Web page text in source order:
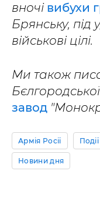
вночі вибухи
Брянську,
військові цілі.
Ми також
завод
Армія Росії Події
Новини дня